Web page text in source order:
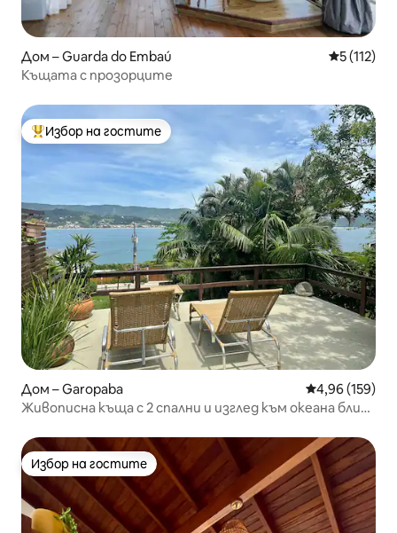
Дом – Guarda do Embaú Средна
5 (112)
Къщата с прозорците
Най-популярен избор на гостите
Избор на гостите
Дом – Garopaba Средна
4,96 (159)
Живописна къща с 2 спални и изглед към океана близо
Избор на гостите
Избор на гостите